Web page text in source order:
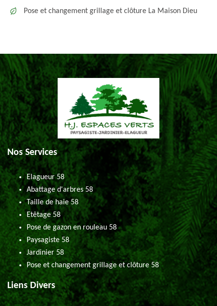
Pose et changement grillage et clôture La Maison Dieu
Nos Services
Elagueur 58
Abattage d'arbres 58
Taille de haie 58
Etêtage 58
Pose de gazon en rouleau 58
Paysagiste 58
Jardinier 58
Pose et changement grillage et clôture 58
Liens Divers